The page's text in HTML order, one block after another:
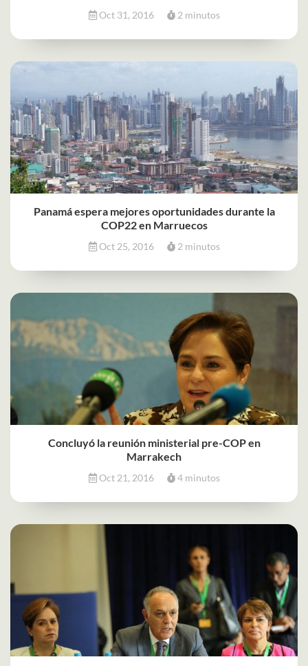
Oct 31, 2016 2 minutos
Panamá espera mejores oportunidades durante la
COP22 en Marruecos
Oct 25, 2016 2 minutos
Concluyó la reunión ministerial pre-COP en
Marrakech
Oct 21, 2016 4 minutos